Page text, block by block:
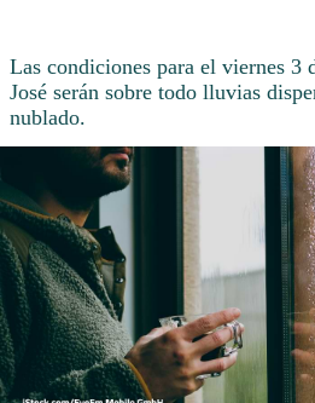
Las condiciones para el viernes 3
José serán sobre todo lluvias
nublado.